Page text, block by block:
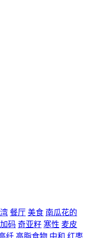
餐厅 美食 南瓜花的
加码 奇亚籽 寒性 麦皮
纤 高脂食物 中和 红枣